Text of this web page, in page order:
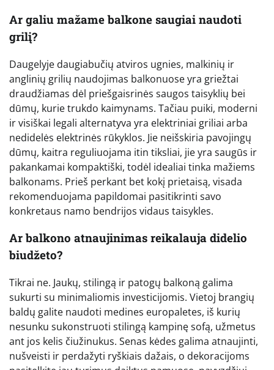
Ar galiu mažame balkone saugiai naudoti
grilį?
Daugelyje daugiabučių atviros ugnies, malkinių ir
anglinių grilių naudojimas balkonuose yra griežtai
draudžiamas dėl priešgaisrinės saugos taisyklių bei
dūmų, kurie trukdo kaimynams. Tačiau puiki, moderni
ir visiškai legali alternatyva yra elektriniai griliai arba
nedidelės elektrinės rūkyklos. Jie neišskiria pavojingų
dūmų, kaitra reguliuojama itin tiksliai, jie yra saugūs ir
pakankamai kompaktiški, todėl idealiai tinka mažiems
balkonams. Prieš perkant bet kokį prietaisą, visada
rekomenduojama papildomai pasitikrinti savo
konkretaus namo bendrijos vidaus taisykles.
Ar balkono atnaujinimas reikalauja didelio
biudžeto?
Tikrai ne. Jaukų, stilingą ir patogų balkoną galima
sukurti su minimaliomis investicijomis. Vietoj brangių
baldų galite naudoti medines europaletes, iš kurių
nesunku sukonstruoti stilingą kampinę sofą, užmetus
ant jos kelis čiužinukus. Senas kėdes galima atnaujinti,
nušveisti ir perdažyti ryškiais dažais, o dekoracijoms